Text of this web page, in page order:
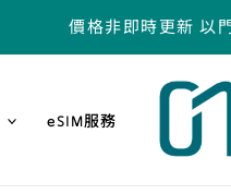
價格非即時更新 以
eSIM服務